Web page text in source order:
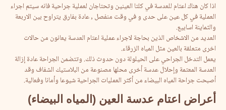
اذا كان هناك اعتام للعدسة في كلتا العينين وتحتاجان لعملية جراحية فانه سيتم اجراء
العملية في كل عين على حدى و في وقت منفصل , عادة بفارق يتراوح بين الاربعة
والثماينة اسابيع.
العديد من الاشخاص الذين بحاجة لاجراء عملية اعتام العدسة يعانون من حالات
اخرى متعلقة بالعين مثل المياه الزرقاء.
يعمل التدخل الجراحي على الحيلولة دون حدوث ذلك. وتتضمن الجراحة عادة إزالة
العدسة المعتمة وإحلال عدسة أخرى محلها مصنوعة من البلاستيك الشفاف وقد
أصبحت جراحة المياه البيضاء من أكثر العمليات الجراحية شيوعا وأمانا وفعالية.
أعراض اعتام عدسة العين (المياه البيضاء)